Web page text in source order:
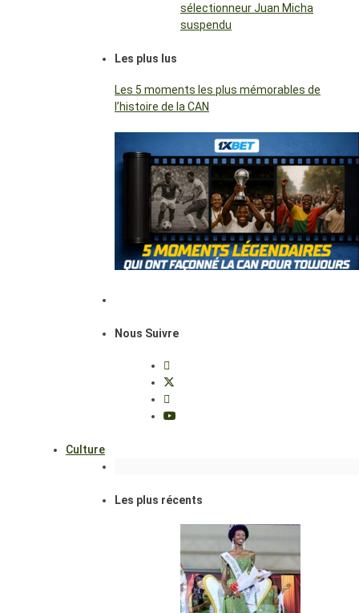
sélectionneur Juan Micha
suspendu
Les plus lus
Les 5 moments les plus mémorables de
l’histoire de la CAN
Nous Suivre
Culture
Les plus récents